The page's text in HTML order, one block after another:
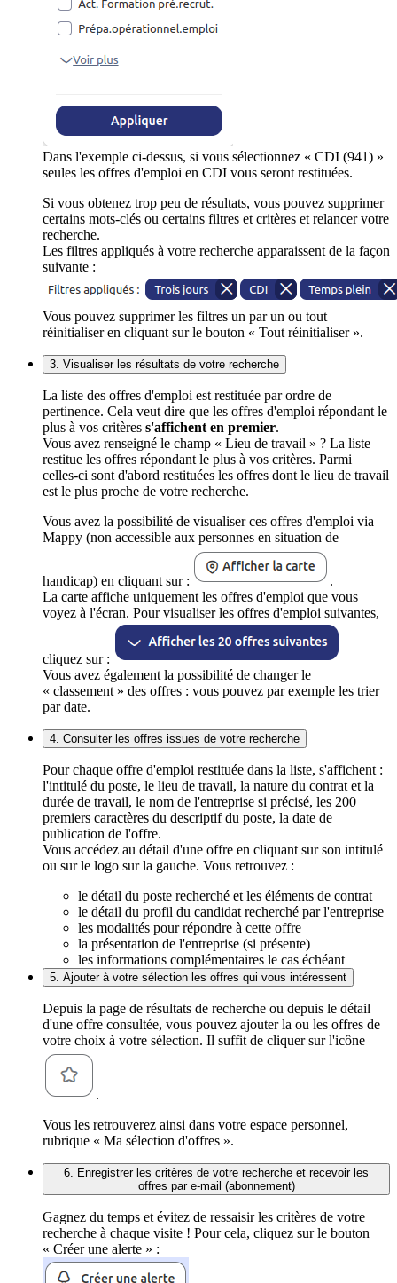
Dans l'exemple ci-dessus, si vous sélectionnez « CDI (941) »
seules les offres d'emploi en CDI vous seront restituées.
Si vous obtenez trop peu de résultats, vous pouvez supprimer
certains mots-clés ou certains filtres et critères et relancer votre
recherche.
Les filtres appliqués à votre recherche apparaissent de la façon
suivante :
Vous pouvez supprimer les filtres un par un ou tout
réinitialiser en cliquant sur le bouton « Tout réinitialiser ».
3. Visualiser les résultats de votre recherche
La liste des offres d'emploi est restituée par ordre de
pertinence. Cela veut dire que les offres d'emploi répondant le
plus à vos critères s'affichent en premier.
Vous avez renseigné le champ « Lieu de travail » ? La liste
restitue les offres répondant le plus à vos critères. Parmi
celles-ci sont d'abord restituées les offres dont le lieu de travail
est le plus proche de votre recherche.
Vous avez la possibilité de visualiser ces offres d'emploi via
Mappy (non accessible aux personnes en situation de
handicap) en cliquant sur :
.
La carte affiche uniquement les offres d'emploi que vous
voyez à l'écran. Pour visualiser les offres d'emploi suivantes,
cliquez sur :
Vous avez également la possibilité de changer le
« classement » des offres : vous pouvez par exemple les trier
par date.
4. Consulter les offres issues de votre recherche
Pour chaque offre d'emploi restituée dans la liste, s'affichent :
l'intitulé du poste, le lieu de travail, la nature du contrat et la
durée de travail, le nom de l'entreprise si précisé, les 200
premiers caractères du descriptif du poste, la date de
publication de l'offre.
Vous accédez au détail d'une offre en cliquant sur son intitulé
ou sur le logo sur la gauche. Vous retrouvez :
le détail du poste recherché et les éléments de contrat
le détail du profil du candidat recherché par l'entreprise
les modalités pour répondre à cette offre
la présentation de l'entreprise (si présente)
les informations complémentaires le cas échéant
5. Ajouter à votre sélection les offres qui vous intéressent
Depuis la page de résultats de recherche ou depuis le détail
d'une offre consultée, vous pouvez ajouter la ou les offres de
votre choix à votre sélection. Il suffit de cliquer sur l'icône
.
Vous les retrouverez ainsi dans votre espace personnel,
rubrique « Ma sélection d'offres ».
6. Enregistrer les critères de votre recherche et recevoir les
offres par e-mail (abonnement)
Gagnez du temps et évitez de ressaisir les critères de votre
recherche à chaque visite ! Pour cela, cliquez sur le bouton
« Créer une alerte » :